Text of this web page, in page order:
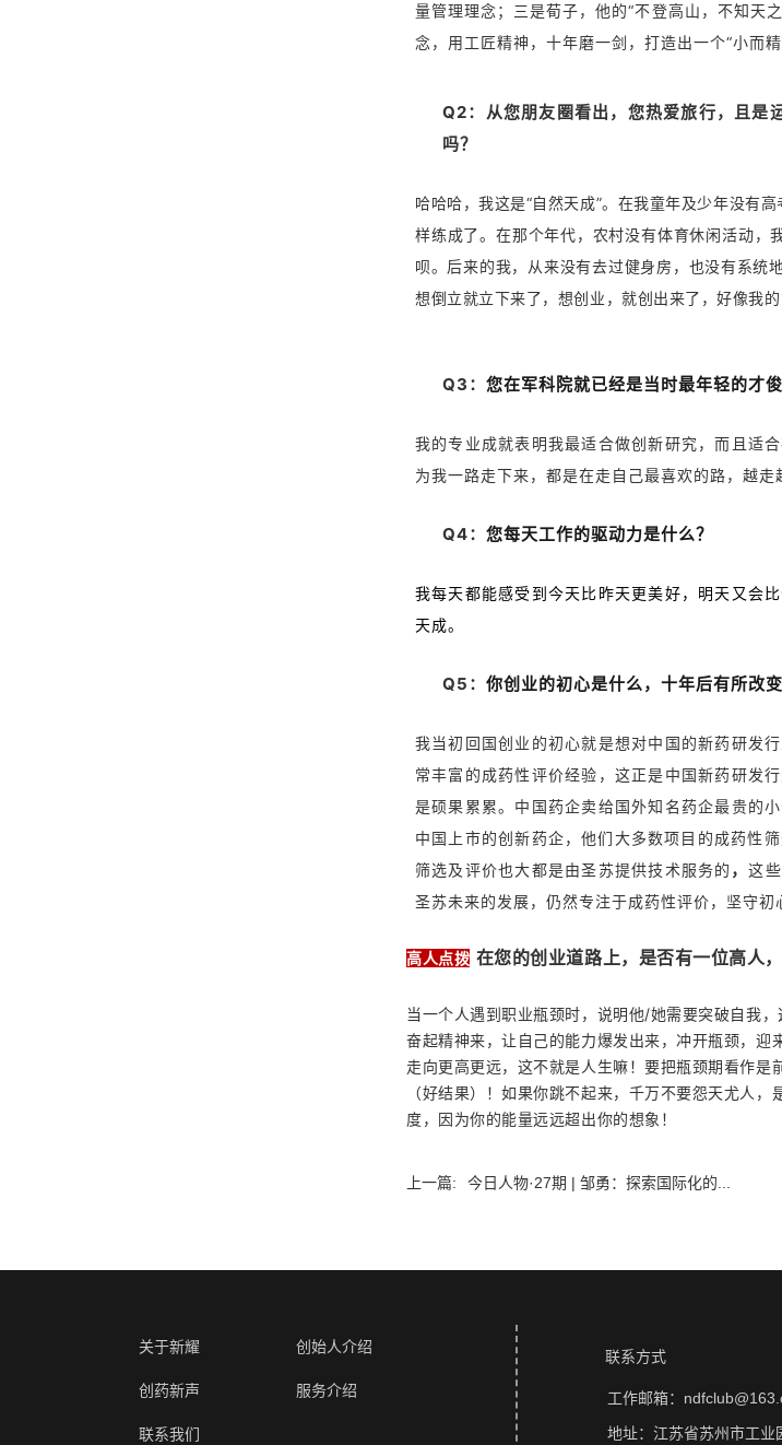
量管理理念；三是荀子，他的“不登高山，不知天
念，用工匠精神，十年磨一剑，打造出一个“小而
Q2： 从您朋友圈看出，您热爱旅行，且是
吗？
哈哈哈，我这是“自然天成”。在我童年及少年没有
样练成了。在那个年代，农村没有体育休闲活动，
呗。后来的我，从来没有去过健身房，也没有系统
想倒立就立下来了，想创业，就创出来了，好像我的
Q3： 您在军科院就已经是当时最年轻的才
我的专业成就表明我最适合做创新研究，而且适
为我一路走下来，都是在走自己最喜欢的路，越走
Q4： 您每天工作的驱动力是什么？
我每天都能感受到今天比昨天更美好，明天又会
天成。
Q5： 你创业的初心是什么，十年后有所改变
我当初回国创业的初心就是想对中国的新药研发
常丰富的成药性评价经验，这正是中国新药研发
是硕果累累。中国药企卖给国外知名药企最贵的
中国上市的创新药企，他们大多数项目的成药性
筛选及评价也大都是由圣苏提供技术服务的 ，这
圣苏未来的发展，仍然专注于成药性评价，坚守
高人点拨 在您的创业道路上，是否有一位高人
当一个人遇到职业瓶颈时，说明他/她需要突破自我
奋起精神来，让自己的能力爆发出来，冲开瓶颈，
走向更高更远，这不就是人生嘛！要把瓶颈期看作
（好结果）！如果你跳不起来，千万不要怨天尤人
度，因为你的能量远远超出你的想象！
上一篇: 今日人物·27期 | 邹勇：探索国际化的...
关于新耀 创始人介绍
创药新声 服务介绍
联系我们
工作邮箱：
联系方式
地址：江苏省苏州市工